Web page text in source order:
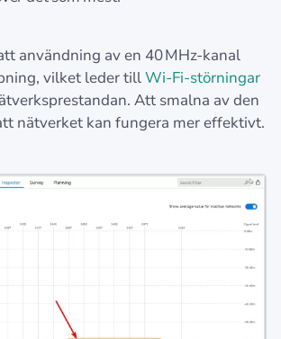
användning av en 40 MHz‑kanal
vilket leder tillWi-Fi-störningar
Att smalna av den
nätverket kan fungera mer effektivt.